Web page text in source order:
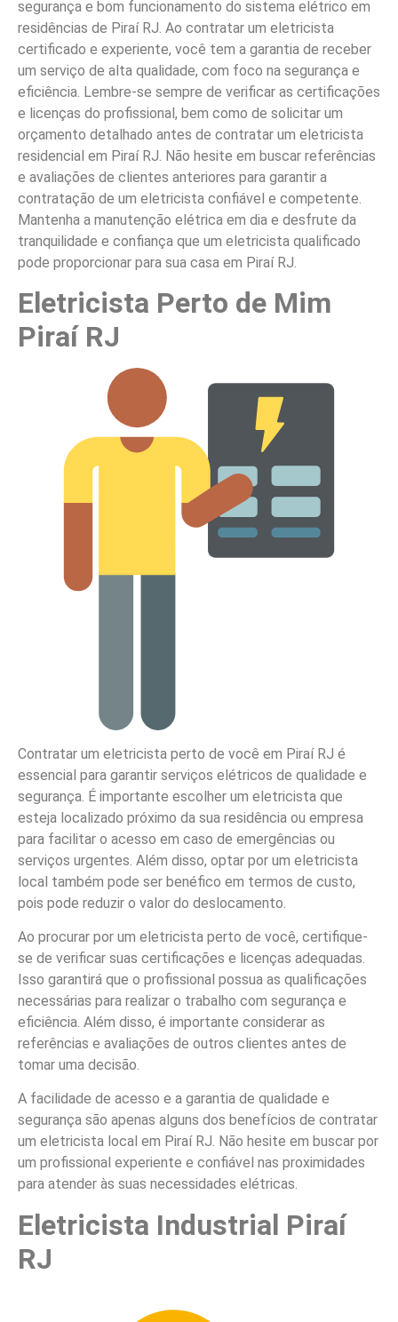
segurança e bom funcionamento do sistema elétrico em
residências de Piraí RJ. Ao contratar um eletricista
certificado e experiente, você tem a garantia de receber
um serviço de alta qualidade, com foco na segurança e
eficiência. Lembre-se sempre de verificar as certificações
e licenças do profissional, bem como de solicitar um
orçamento detalhado antes de contratar um eletricista
residencial em Piraí RJ. Não hesite em buscar referências
e avaliações de clientes anteriores para garantir a
contratação de um eletricista confiável e competente.
Mantenha a manutenção elétrica em dia e desfrute da
tranquilidade e confiança que um eletricista qualificado
pode proporcionar para sua casa em Piraí RJ.
Eletricista Perto de Mim
Piraí RJ
Contratar um eletricista perto de você em Piraí RJ é
essencial para garantir serviços elétricos de qualidade e
segurança. É importante escolher um eletricista que
esteja localizado próximo da sua residência ou empresa
para facilitar o acesso em caso de emergências ou
serviços urgentes. Além disso, optar por um eletricista
local também pode ser benéfico em termos de custo,
pois pode reduzir o valor do deslocamento.
Ao procurar por um eletricista perto de você, certifique-
se de verificar suas certificações e licenças adequadas.
Isso garantirá que o profissional possua as qualificações
necessárias para realizar o trabalho com segurança e
eficiência. Além disso, é importante considerar as
referências e avaliações de outros clientes antes de
tomar uma decisão.
A facilidade de acesso e a garantia de qualidade e
segurança são apenas alguns dos benefícios de contratar
um eletricista local em Piraí RJ. Não hesite em buscar por
um profissional experiente e confiável nas proximidades
para atender às suas necessidades elétricas.
Eletricista Industrial Piraí
RJ